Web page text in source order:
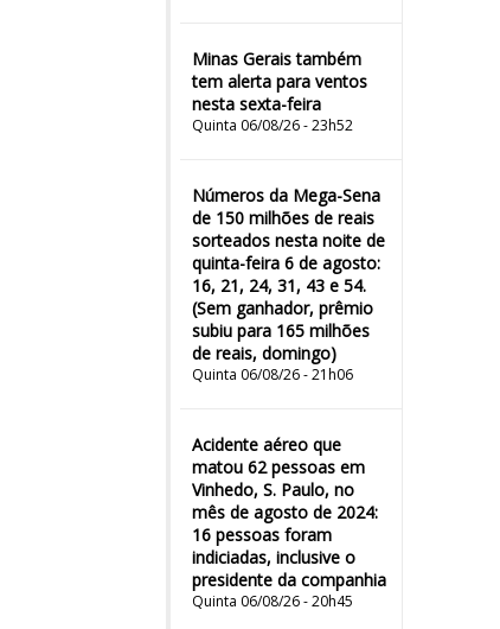
Minas Gerais também
tem alerta para ventos
nesta sexta-feira
Quinta 06/08/26 - 23h52
Números da Mega-Sena
de 150 milhões de reais
sorteados nesta noite de
quinta-feira 6 de agosto:
16, 21, 24, 31, 43 e 54.
(Sem ganhador, prêmio
subiu para 165 milhões
de reais, domingo)
Quinta 06/08/26 - 21h06
Acidente aéreo que
matou 62 pessoas em
Vinhedo, S. Paulo, no
mês de agosto de 2024:
16 pessoas foram
indiciadas, inclusive o
presidente da companhia
Quinta 06/08/26 - 20h45